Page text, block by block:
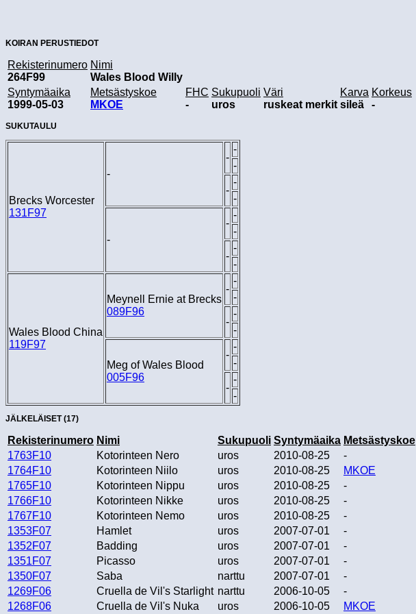
KOIRAN PERUSTIEDOT
Rekisterinumero
264F99
Nimi
Wales Blood Willy
Syntymäaika
1999-05-03
Metsästyskoe
MKOE
FHC
-
Sukupuoli
uros
Väri
ruskeat merkit
Karva
sileä
Korkeus
-
SUKUTAULU
Brecks Worcester
131F97
-
-
-
-
-
-
-
-
-
-
-
-
-
-
Wales Blood China
119F97
Meynell Ernie at Brecks
089F96
-
-
-
-
-
-
Meg of Wales Blood
005F96
-
-
-
-
-
-
JÄLKELÄISET (17)
Rekisterinumero Nimi Sukupuoli Syntymäaika Metsästyskoe
1763F10
Kotorinteen Nero uros 2010-08-25 -
1764F10
Kotorinteen Niilo uros 2010-08-25 MKOE
1765F10
Kotorinteen Nippu uros 2010-08-25 -
1766F10
Kotorinteen Nikke uros 2010-08-25 -
1767F10
Kotorinteen Nemo uros 2010-08-25 -
1353F07
Hamlet uros 2007-07-01 -
1352F07
Badding uros 2007-07-01 -
1351F07
Picasso uros 2007-07-01 -
1350F07
Saba narttu 2007-07-01 -
1269F06
Cruella de Vil's Starlight narttu 2006-10-05 -
1268F06
Cruella de Vil's Nuka uros 2006-10-05 MKOE